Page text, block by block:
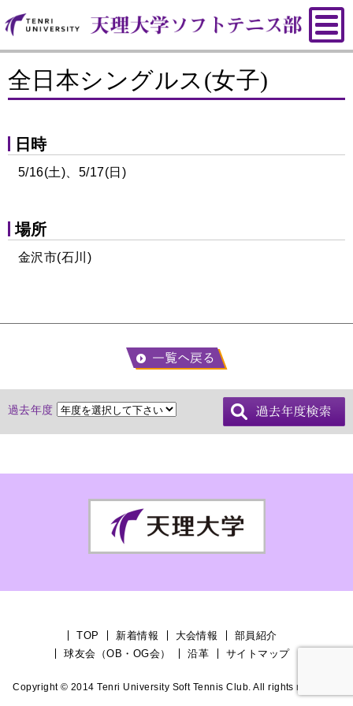
全日本シングルス(女子)
日時
5/16(土)、5/17(日)
場所
金沢市(石川)
過去年度
TOP 新着情報 大会情報
部員紹介
球友会（OB・OG会）
沿革 サイトマップ
Copyright © 2014 Tenri University Soft Tennis Club. All rights reserved.